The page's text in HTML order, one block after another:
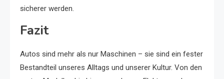
sicherer werden.
Fazit
Autos sind mehr als nur Maschinen – sie sind ein fester
Bestandteil unseres Alltags und unserer Kultur. Von den